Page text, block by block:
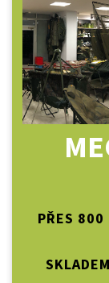
PŘES 800